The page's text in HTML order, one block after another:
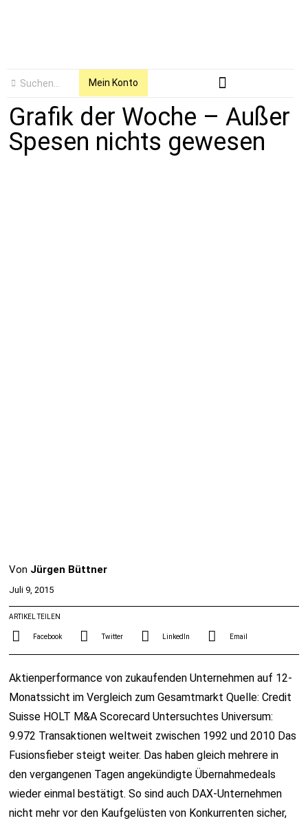
Mein Konto
Grafik der Woche – Außer
Spesen nichts gewesen
Von Jürgen Büttner
Juli 9, 2015
ARTIKEL TEILEN
Facebook Twitter LinkedIn Email
Aktienperformance von zukaufenden Unternehmen auf 12-
Monatssicht im Vergleich zum Gesamtmarkt Quelle: Credit
Suisse HOLT M&A Scorecard Untersuchtes Universum:
9.972 Transaktionen weltweit zwischen 1992 und 2010 Das
Fusionsfieber steigt weiter. Das haben gleich mehrere in
den vergangenen Tagen angekündigte Übernahmedeals
wieder einmal bestätigt. So sind auch DAX-Unternehmen
nicht mehr vor den Kaufgelüsten von Konkurrenten sicher,